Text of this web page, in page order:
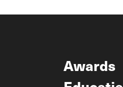
Awards